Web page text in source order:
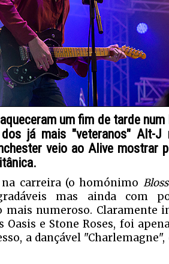
um fim de tarde num
já mais "veteranos" Alt-J
veio ao Alive mostrar
carreira (o homónimo
mas ainda com
numeroso. Claramente
e Stone Roses, foi
a dançável